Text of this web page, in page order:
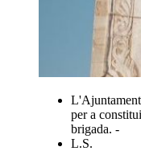
per a
brigada. -
L.S.